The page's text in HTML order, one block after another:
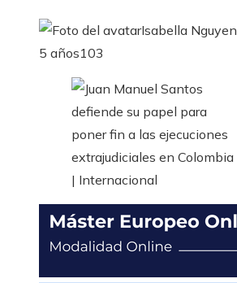
Isabella Nguyen
5 años103